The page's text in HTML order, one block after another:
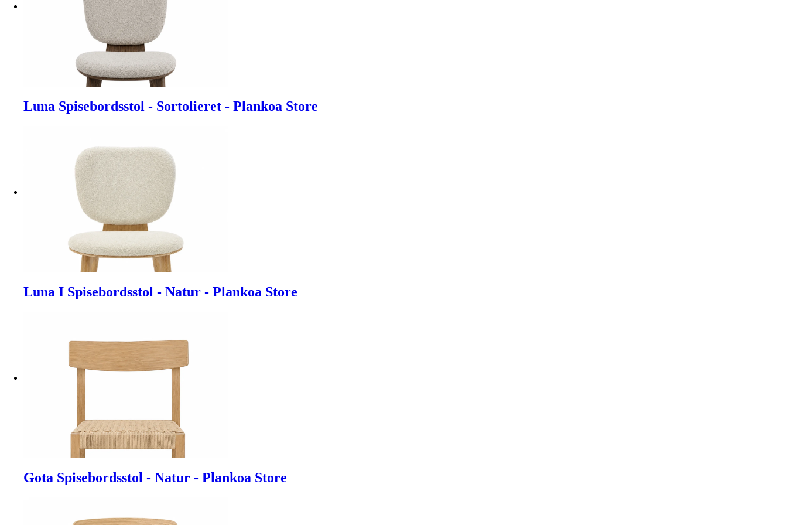
Luna Spisebordsstol - Sortolieret - Plankoa Store
Luna I Spisebordsstol - Natur - Plankoa Store
Gota Spisebordsstol - Natur - Plankoa Store